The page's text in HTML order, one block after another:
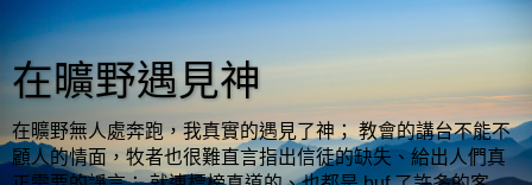
在曠野遇見神
在曠野無人處奔跑，我真實的遇見了神； 教會的講台不能不
顧人的情面，牧者也很難直言指出信徒的缺失、給出人們真